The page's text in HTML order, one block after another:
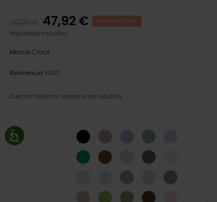
47,92 € DESCUENTO 20%
Impuestos incluidos
Marca Crocs
Referencia 10001
Zuecos clásicos unisex para adultos.
Black HydrangeaMystic Purple
Pond
Green IvyCognac Blue FrostSlate Grey
Atmosphere
Latte Dreamscape
Elephant
Kiwi Moss-XCoffee